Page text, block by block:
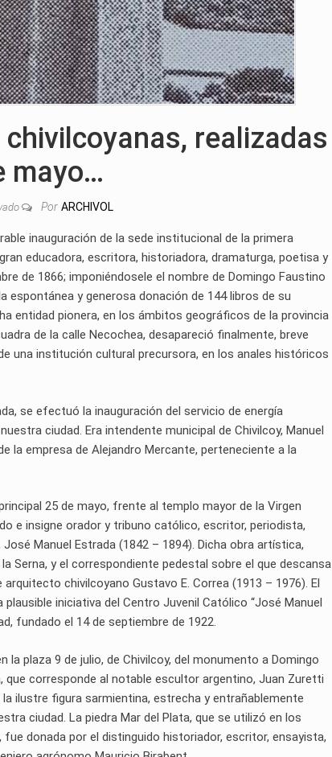
realizadas
mayo…
Por ARCHIVOL
inauguración de la sede institucional de la primera
educadora, escritora, historiadora, dramaturga, poetisa y
de 1866; imponiéndosele el nombre de Domingo Faustino
espontánea y generosa donación de 144 libros de su
entidad pionera, en los ámbitos geográficos de la provincia
de la calle Necochea, desapareció finalmente, breve
una institución cultural precursora, en los anales históricos
se efectuó la inauguración del servicio de energía
ciudad. Era intendente municipal de Chivilcoy, Manuel
la empresa de Alejandro Mercante, perteneciente a la
25 de mayo, frente al templo mayor de la Virgen
e insigne orador y tribuno católico, escritor, periodista,
Manuel Estrada (1842 – 1894). Dicha obra artística,
Serna, y el correspondiente pedestal sobre el que descansa
chivilcoyano Gustavo E. Correa (1913 – 1976). El
iniciativa del Centro Juvenil Católico “José Manuel
fundado el 14 de septiembre de 1922.
la plaza 9 de julio, de Chivilcoy, del monumento a Domingo
corresponde al notable escultor argentino, Juan Zuretti
ilustre figura sarmientina, estrecha y entrañablemente
ciudad. La piedra Mar del Plata, que se utilizó en los
donada por el distinguido historiador, escritor, ensayista,